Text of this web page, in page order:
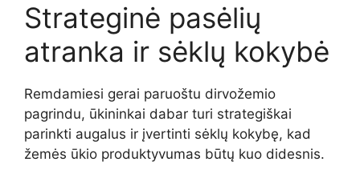
Strateginė pasėlių
atranka ir sėklų kokybė
Remdamiesi gerai paruoštu dirvožemio
pagrindu, ūkininkai dabar turi strategiškai
parinkti augalus ir įvertinti sėklų kokybę, kad
žemės ūkio produktyvumas būtų kuo didesnis.